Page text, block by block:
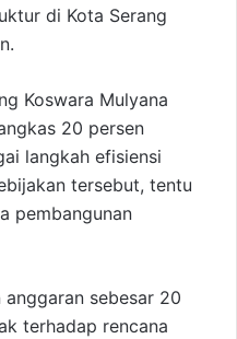
di Kota Serang
Koswara Mulyana
20 persen
langkah efisiensi
tersebut, tentu
pembangunan
anggaran sebesar 20
terhadap rencana